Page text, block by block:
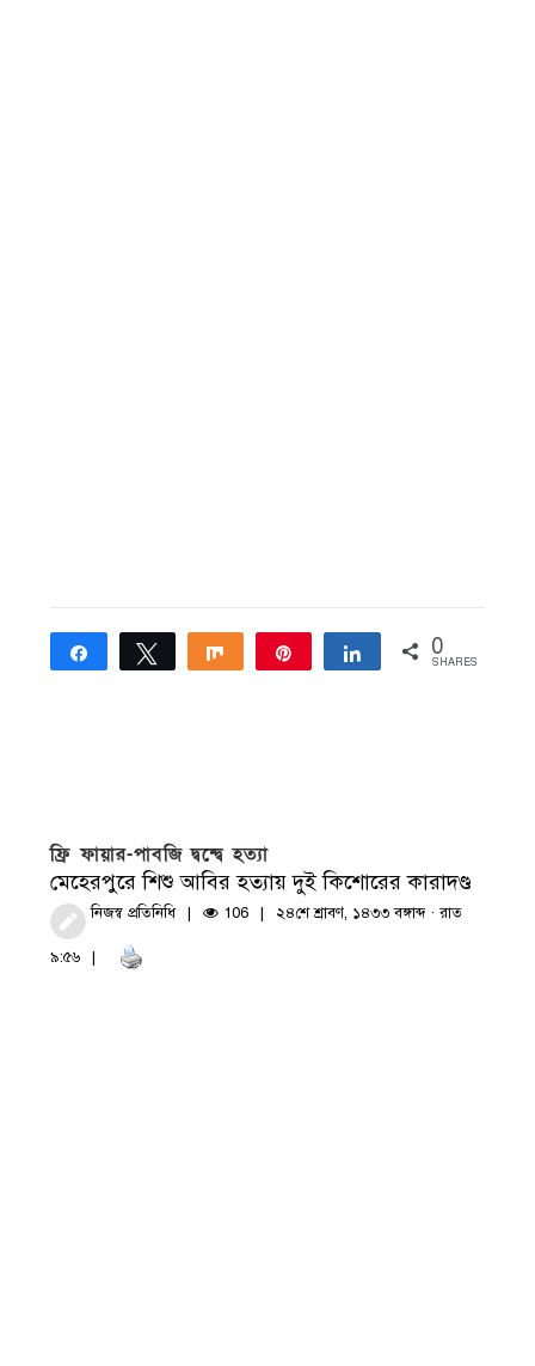
Share Tweet Share Share 0
SHARES
ফ্রি ফায়ার-পাবজি দ্বন্দ্বে হত্যা
মেহেরপুরে শিশু আবির হত্যায় দুই কিশোরের কারাদণ্ড
নিজস্ব প্রতিনিধি 106 ২৪শে শ্রাবণ, ১৪৩৩ বঙ্গাব্দ · রাত
৯:৫৬